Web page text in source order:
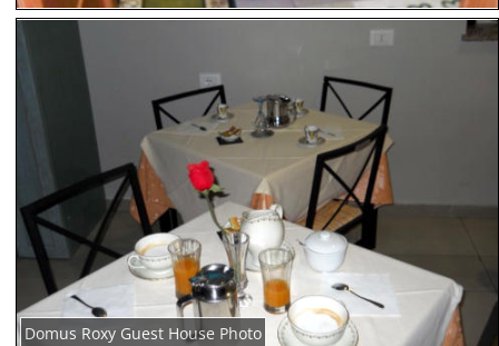
Domus Roxy Guest House Photo